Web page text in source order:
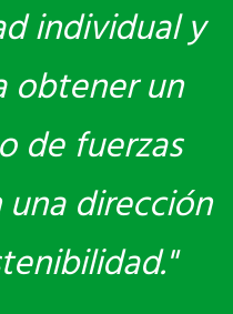
individual y
obtener un
de fuerzas
dirección